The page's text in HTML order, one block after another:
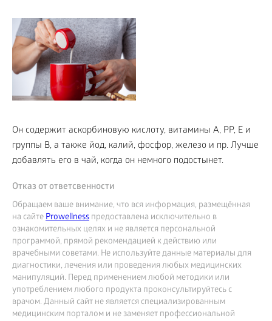
Он содержит аскорбиновую кислоту, витамины А, РР, Е и
группы В, а также йод, калий, фосфор, железо и пр. Лучше
добавлять его в чай, когда он немного подостынет.
Отказ от ответсвенности
Обращаем ваше внимание, что вся информация, размещённая
на сайтеProwellness предоставлена исключительно в
ознакомительных целях и не является персональной
программой, прямой рекомендацией к действию или
врачебными советами. Не используйте данные материалы для
диагностики, лечения или проведения любых медицинских
манипуляций. Перед применением любой методики или
употреблением любого продукта проконсультируйтесь с
врачом. Данный сайт не является специализированным
медицинским порталом и не заменяет профессиональной